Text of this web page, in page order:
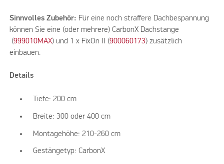
Sinnvolles Zubehör: Für eine noch straffere Dachbespannung
können Sie eine (oder mehrere) CarbonX Dachstange
(999010MAX) und 1 x FixOn II (900060173) zusätzlich
einbauen.
Details
Tiefe: 200 cm
Breite: 300 oder 400 cm
Montagehöhe: 210-260 cm
Gestängetyp: CarbonX